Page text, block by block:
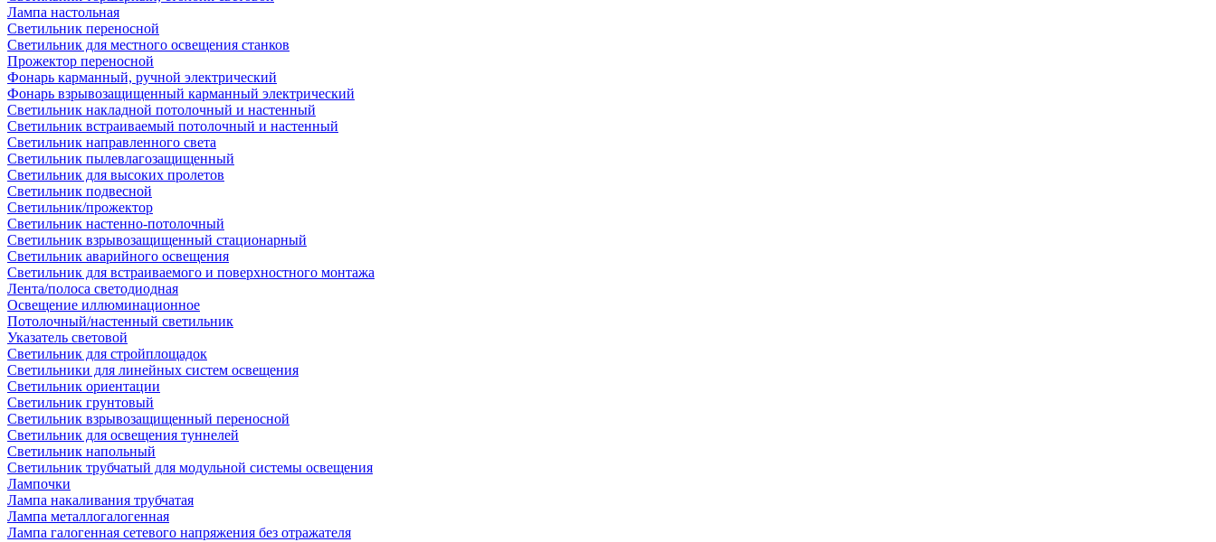
Лампа настольная
Светильник переносной
Светильник для местного освещения станков
Прожектор переносной
Фонарь карманный, ручной электрический
Фонарь взрывозащищенный карманный электрический
Светильник накладной потолочный и настенный
Светильник встраиваемый потолочный и настенный
Светильник направленного света
Светильник пылевлагозащищенный
Светильник для высоких пролетов
Светильник подвесной
Светильник/прожектор
Светильник настенно-потолочный
Светильник взрывозащищенный стационарный
Светильник аварийного освещения
Светильник для встраиваемого и поверхностного монтажа
Лента/полоса светодиодная
Освещение иллюминационное
Потолочный/настенный светильник
Указатель световой
Светильник для стройплощадок
Светильники для линейных систем освещения
Светильник ориентации
Светильник грунтовый
Светильник взрывозащищенный переносной
Светильник для освещения туннелей
Светильник напольный
Светильник трубчатый для модульной системы освещения
Лампочки
Лампа накаливания трубчатая
Лампа металлогалогенная
Лампа галогенная сетевого напряжения без отражателя